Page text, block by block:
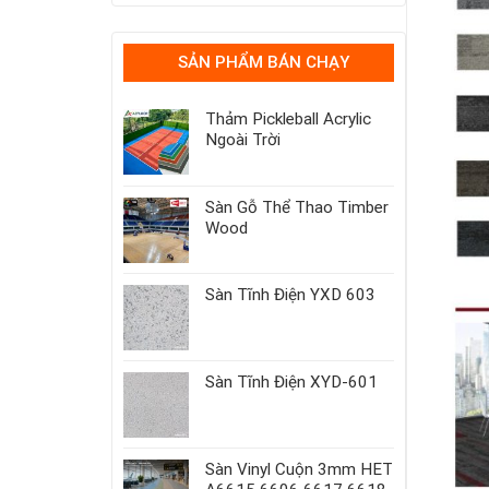
SẢN PHẨM BÁN CHẠY
Thảm Pickleball Acrylic
Ngoài Trời
Sàn Gỗ Thể Thao Timber
Wood
Sàn Tĩnh Điện YXD 603
Sàn Tĩnh Điện XYD-601
Sàn Vinyl Cuộn 3mm HET